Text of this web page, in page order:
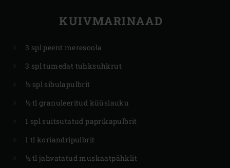
KUIVMARINAAD
3 spl peent meresoola
3 spl tumedat tuhksuhkrut
½ spl sibulapulbrit
½ tl granuleeritud küüslauku
1 spl suitsutatud paprikapulbrit
1 tl koriandripulbrit
½ tl jahvatatud muskaatpähklit